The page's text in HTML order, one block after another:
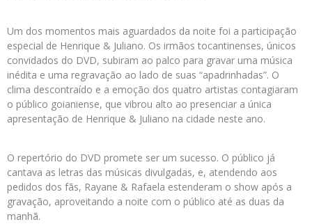
Um dos momentos mais aguardados da noite foi a participação
especial de Henrique & Juliano. Os irmãos tocantinenses, únicos
convidados do DVD, subiram ao palco para gravar uma música
inédita e uma regravação ao lado de suas “apadrinhadas”. O
clima descontraído e a emoção dos quatro artistas contagiaram
o público goianiense, que vibrou alto ao presenciar a única
apresentação de Henrique & Juliano na cidade neste ano.
O repertório do DVD promete ser um sucesso. O público já
cantava as letras das músicas divulgadas, e, atendendo aos
pedidos dos fãs, Rayane & Rafaela estenderam o show após a
gravação, aproveitando a noite com o público até as duas da
manhã.